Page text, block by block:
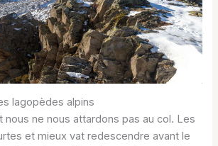
lagopèdes alpins
nous ne nous attardons pas au col. Les
et mieux vat redescendre avant le